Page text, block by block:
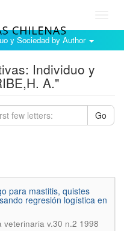
y Sociedad by Author
Individuo y
A."
Go
para mastitis, quistes
regresión logística en
veterinaria v.30 n.2 1998